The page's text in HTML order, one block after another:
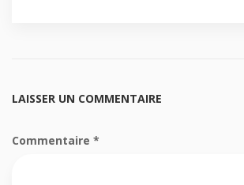
LAISSER UN COMMENTAIRE
Commentaire *